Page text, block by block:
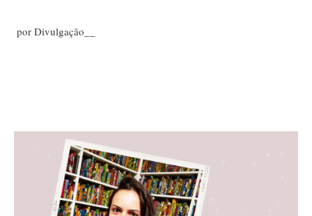
por Divulgação__